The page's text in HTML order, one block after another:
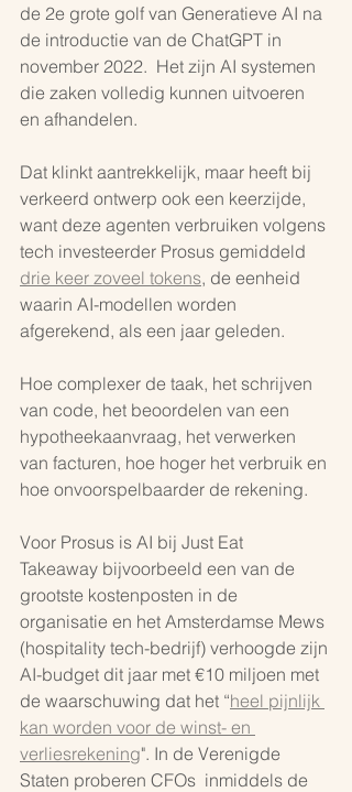
de 2e grote golf van Generatieve AI na
de introductie van de ChatGPT in
november 2022.  Het zijn AI systemen
die zaken volledig kunnen uitvoeren
en afhandelen.
Dat klinkt aantrekkelijk, maar heeft bij
verkeerd ontwerp ook een keerzijde,
want deze agenten verbruiken volgens
tech investeerder Prosus gemiddeld
drie keer zoveel tokens, de eenheid
waarin AI-modellen worden
afgerekend, als een jaar geleden.
Hoe complexer de taak, het schrijven
van code, het beoordelen van een
hypotheekaanvraag, het verwerken
van facturen, hoe hoger het verbruik en
hoe onvoorspelbaarder de rekening.
Voor Prosus is AI bij Just Eat
Takeaway bijvoorbeeld een van de
grootste kostenposten in de
organisatie en het Amsterdamse Mews
(hospitality tech-bedrijf) verhoogde zijn
AI-budget dit jaar met €10 miljoen met
de waarschuwing dat het “heel pijnlijk
kan worden voor de winst- en
verliesrekening". In de Verenigde
Staten proberen CFOs  inmiddels de